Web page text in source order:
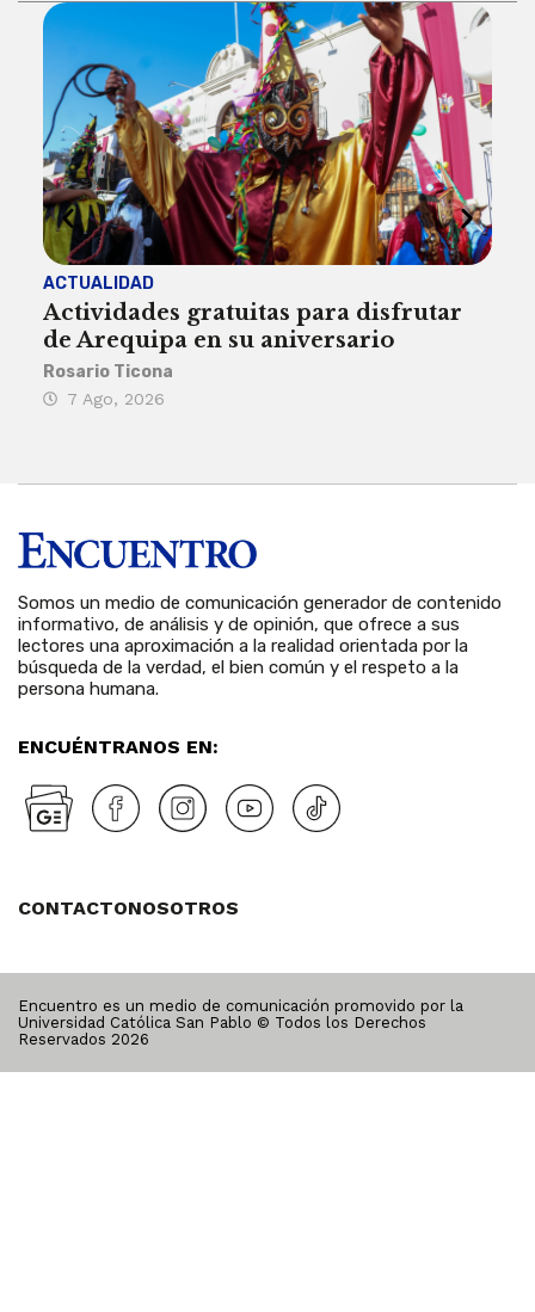
ACTUALIDAD
Actividades gratuitas para disfrutar
de Arequipa en su aniversario
Rosario Ticona
7 Ago, 2026
Somos un medio de comunicación generador de contenido
informativo, de análisis y de opinión, que ofrece a sus
lectores una aproximación a la realidad orientada por la
búsqueda de la verdad, el bien común y el respeto a la
persona humana.
ENCUÉNTRANOS EN:
CONTACTONOSOTROS
Encuentro es un medio de comunicación promovido por la
Universidad Católica San Pablo © Todos los Derechos
Reservados 2026